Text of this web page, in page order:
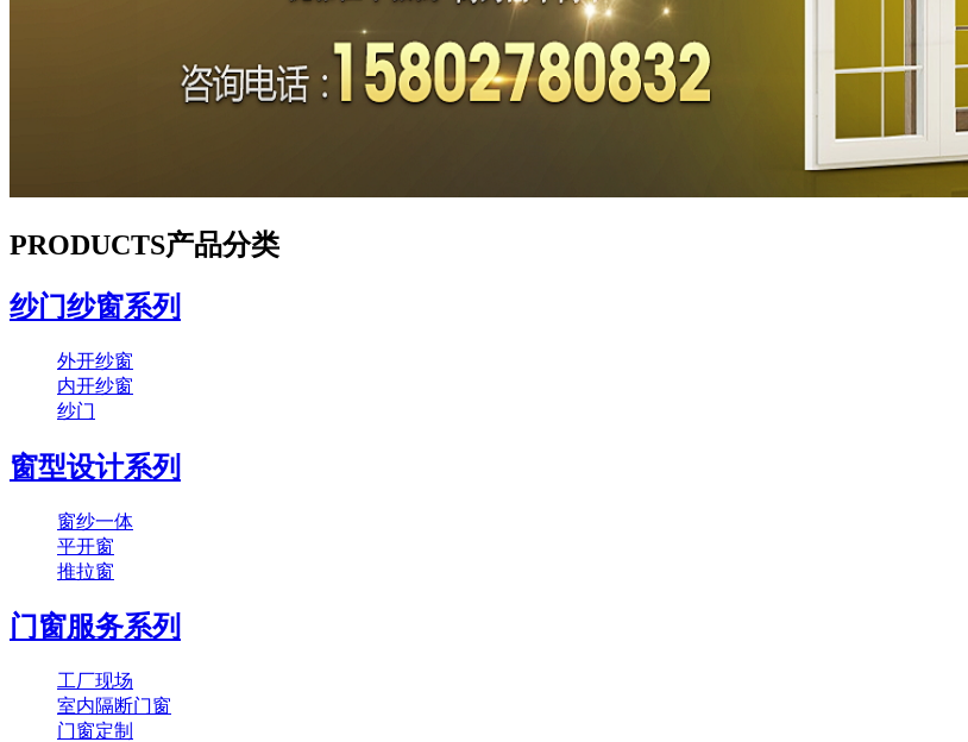
PRODUCTS产品分类
纱门纱窗系列
外开纱窗
内开纱窗
纱门
窗型设计系列
窗纱一体
平开窗
推拉窗
门窗服务系列
工厂现场
室内隔断门窗
门窗定制